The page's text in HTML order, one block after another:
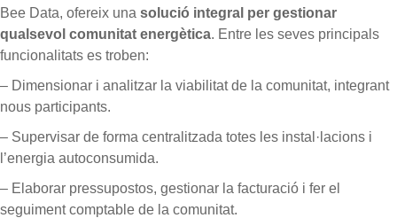
Bee Data, ofereix una solució integral per gestionar
qualsevol comunitat energètica. Entre les seves principals
funcionalitats es troben:
– Dimensionar i analitzar la viabilitat de la comunitat, integrant
nous participants.
– Supervisar de forma centralitzada totes les instal·lacions i
l’energia autoconsumida.
– Elaborar pressupostos, gestionar la facturació i fer el
seguiment comptable de la comunitat.